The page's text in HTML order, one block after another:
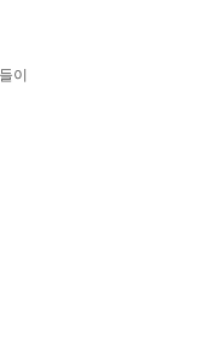
이